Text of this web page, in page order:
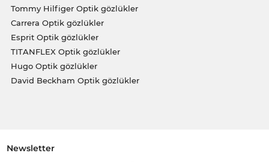
Tommy Hilfiger Optik gözlükler
Carrera Optik gözlükler
Esprit Optik gözlükler
TITANFLEX Optik gözlükler
Hugo Optik gözlükler
David Beckham Optik gözlükler
Newsletter